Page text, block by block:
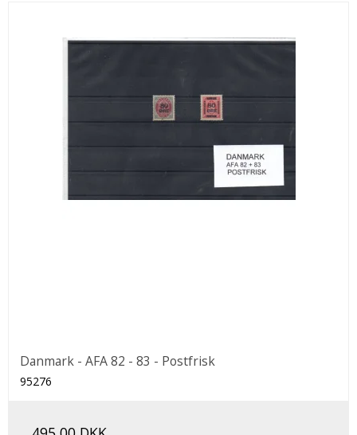
Danmark - AFA 82 - 83 - Postfrisk
95276